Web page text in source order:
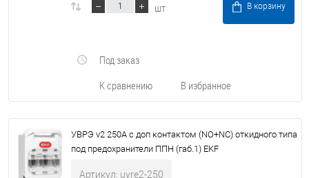
шт В корзину
К сравнению В избранное
Под заказ
УВРЭ v2 250А с доп контактом (NO+NC) откидного типа
под предохранители ППН (габ.1) EKF
Артикул: uvre2-250